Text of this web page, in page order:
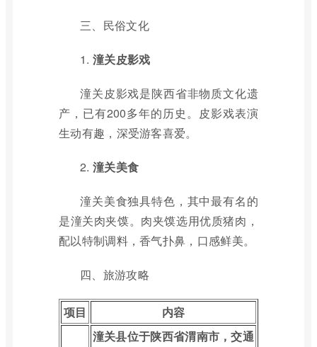
三、民俗文化
1. 潼关皮影戏
潼关皮影戏是陕西省非物质文化遗
产，已有200多年的历史。皮影戏表演
生动有趣，深受游客喜爱。
2. 潼关美食
潼关美食独具特色，其中最有名的
是潼关肉夹馍。肉夹馍选用优质猪肉，
配以特制调料，香气扑鼻，口感鲜美。
四、旅游攻略
项目 内容
潼关县位于陕西省渭南市，交通